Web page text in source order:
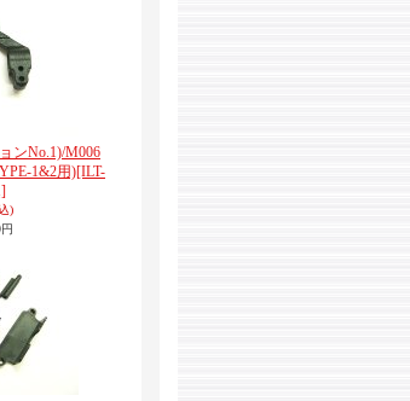
ンNo.1)/M006
1&2用)[ILT-
)